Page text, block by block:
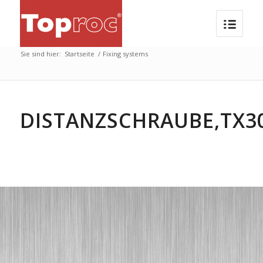
Sie sind hier: Startseite / Fixing systems